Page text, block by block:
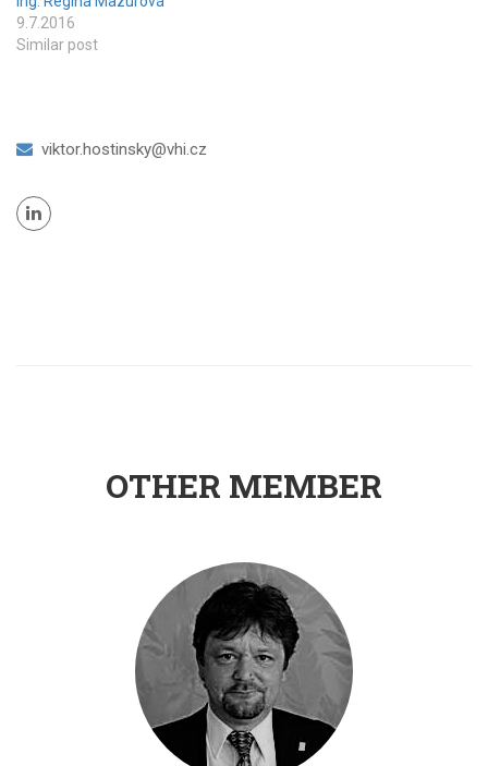
9.7.2016
Similar post
viktor.hostinsky@vhi.cz
OTHER MEMBER